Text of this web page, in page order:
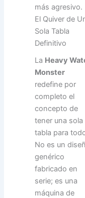
más agresivo.
El Quiver de
Sola Tabla
Definitivo
La Heavy
Monster
redefine por
completo el
concepto de
tener una sola
tabla para
No es un
genérico
fabricado en
serie; es una
máquina de